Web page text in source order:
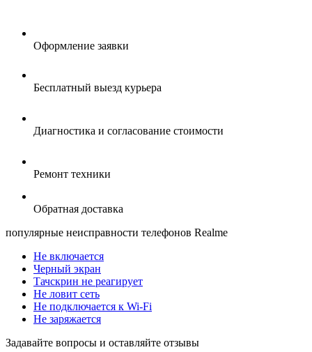
Оформление заявки
Бесплатный выезд курьера
Диагностика и согласование стоимости
Ремонт техники
Обратная доставка
популярные неисправности телефонов Realme
Не включается
Черный экран
Тачскрин не реагирует
Не ловит сеть
Не подключается к Wi-Fi
Не заряжается
Задавайте вопросы и оставляйте отзывы